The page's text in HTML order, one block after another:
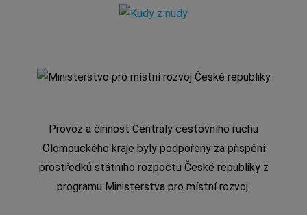
Provoz a činnost Centrály cestovního ruchu
Olomouckého kraje byly podpořeny za přispění
prostředků státního rozpočtu České republiky z
programu Ministerstva pro místní rozvoj.